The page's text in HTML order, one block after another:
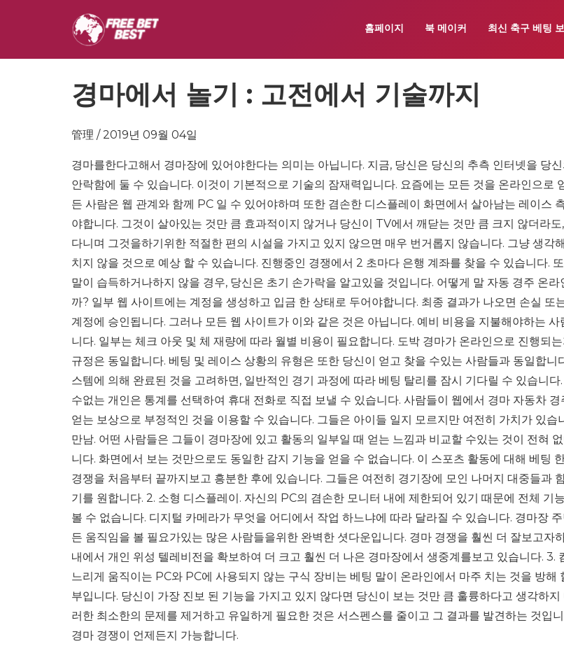
홈페이지 북 메이커 최신 축구 베팅
경마에서 놀기 : 고전에서 기술까지
管理 / 2019년 09월 04일
경마를한다고해서 경마장에 있어야한다는 의미는 아닙니다. 지금, 당신은 당신의 추측 인터넷을 당
안락함에 둘 수 있습니다. 이것이 기본적으로 기술의 잠재력입니다. 요즘에는 모든 것을 온라인으로
든 사람은 웹 관계와 함께 PC 일 수 있어야하며 또한 겸손한 디스플레이 화면에서 살아남는 레이스
야합니다. 그것이 살아있는 것만 큼 효과적이지 않거나 당신이 TV에서 깨닫는 것만 큼 크지 않더라
다니며 그것을하기위한 적절한 편의 시설을 가지고 있지 않으면 매우 번거롭지 않습니다. 그냥 생각
치지 않을 것으로 예상 할 수 있습니다. 진행중인 경쟁에서 2 초마다 은행 계좌를 찾을 수 있습니다.
말이 습득하거나하지 않을 경우, 당신은 초기 손가락을 알고있을 것입니다. 어떻게 말 자동 경주 온라
까? 일부 웹 사이트에는 계정을 생성하고 입금 한 상태로 두어야합니다. 최종 결과가 나오면 손실 또
계정에 승인됩니다. 그러나 모든 웹 사이트가 이와 같은 것은 아닙니다. 예비 비용을 지불해야하는 사
니다. 일부는 체크 아웃 및 체 재량에 따라 월별 비용이 필요합니다. 도박 경마가 온라인으로 진행되
규정은 동일합니다. 베팅 및 레이스 상황의 유형은 또한 당신이 얻고 찾을 수있는 사람들과 동일합니
스템에 의해 완료된 것을 고려하면, 일반적인 경기 과정에 따라 베팅 탈리를 잠시 기다릴 수 있습니다
수없는 개인은 통계를 선택하여 휴대 전화로 직접 보낼 수 있습니다. 사람들이 웹에서 경마 자동차
얻는 보상으로 부정적인 것을 이용할 수 있습니다. 그들은 아이들 일지 모르지만 여전히 가치가 있습
만남. 어떤 사람들은 그들이 경마장에 있고 활동의 일부일 때 얻는 느낌과 비교할 수있는 것이 전혀
니다. 화면에서 보는 것만으로도 동일한 감지 기능을 얻을 수 없습니다. 이 스포츠 활동에 대해 베팅
경쟁을 처음부터 끝까지보고 흥분한 후에 있습니다. 그들은 여전히 ​​경기장에 모인 나머지 대중들과
기를 원합니다. 2. 소형 디스플레이. 자신의 PC의 겸손한 모니터 내에 제한되어 있기 때문에 전체 기
볼 수 없습니다. 디지털 카메라가 무엇을 어디에서 작업 하느냐에 따라 달라질 수 있습니다. 경마장
든 움직임을 볼 필요가있는 많은 사람들을위한 완벽한 셧다운입니다. 경마 경쟁을 훨씬 더 잘보고자
내에서 개인 위성 텔레비전을 확보하여 더 크고 훨씬 더 나은 경마장에서 생중계를보고 있습니다. 3.
느리게 움직이는 PC와 PC에 사용되지 않는 구식 장비는 베팅 말이 온라인에서 마주 치는 것을 방해
부입니다. 당신이 가장 진보 된 기능을 가지고 있지 않다면 당신이 보는 것만 큼 훌륭하다고 생각하지
러한 최소한의 문제를 제거하고 유일하게 필요한 것은 서스펜스를 줄이고 그 결과를 발견하는 것입
경마 경쟁이 언제든지 가능합니다.